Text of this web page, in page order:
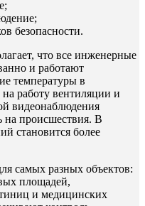
безопасности.
что все инженерные
и работают
температуры в
работу вентиляции и
видеонаблюдения
на происшествия. В
становится более
самых разных объектов:
площадей,
и медицинских